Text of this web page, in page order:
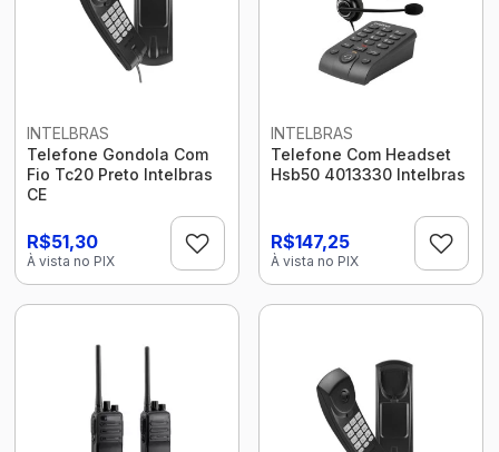
INTELBRAS
Telefone Gondola Com
Fio Tc20 Preto Intelbras
CE
R$51,30
À vista no PIX
INTELBRAS
Telefone Com Headset
Hsb50 4013330 Intelbras
R$147,25
À vista no PIX